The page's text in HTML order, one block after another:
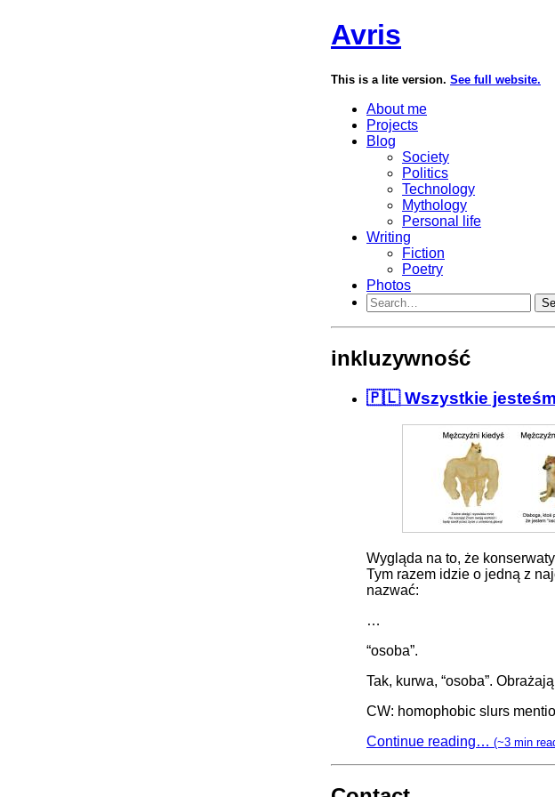
Avris
This is a lite version. See full website.
About me
Projects
Blog
Society
Politics
Technology
Mythology
Personal life
Writing
Fiction
Poetry
Photos
inkluzywność
🇵🇱 Wszystkie
Wygląda na to, że
Tym razem idzie o jedną z
nazwać:
…
“osoba”.
Tak, kurwa, “osoba”.
CW: homophobic slurs
Continue reading… (~3 min